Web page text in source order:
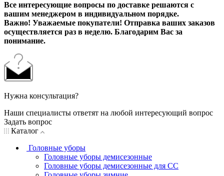
Все интересующие вопросы по доставке решаются с
вашим менеджером в индивидуальном порядке.
Важно! Уважаемые покупатели! Отправка ваших заказов
осуществляется раз в неделю. Благодарим Вас за
понимание.
Нужна консультация?
Наши специалисты ответят на любой интересующий вопрос
Задать вопрос
Каталог
Головные уборы
Головные уборы демисезонные
Головные уборы демисезонные для СС